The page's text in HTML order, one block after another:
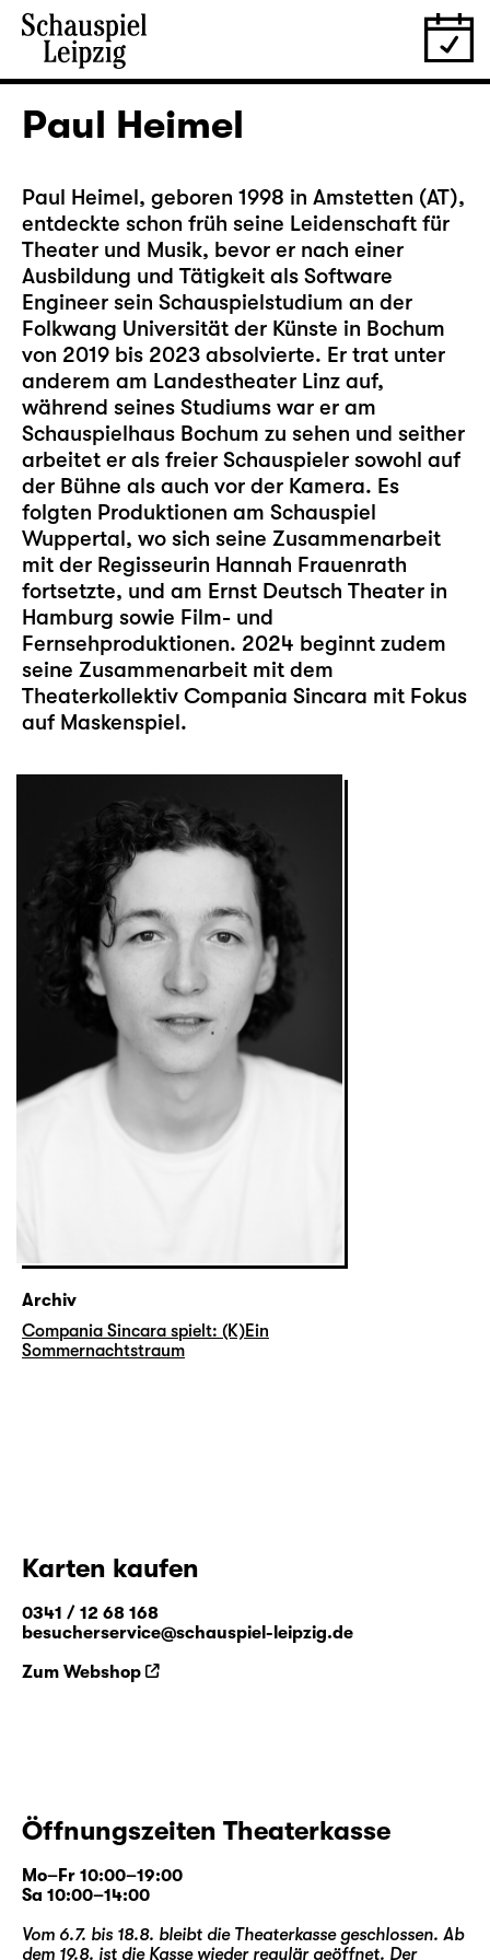
Paul Heimel
Paul Heimel, geboren 1998 in Amstetten (AT),
entdeckte schon früh seine Leidenschaft für
Theater und Musik, bevor er nach einer
Ausbildung und Tätigkeit als Software
Engineer sein Schauspielstudium an der
Folkwang Universität der Künste in Bochum
von 2019 bis 2023 absolvierte. Er trat unter
anderem am Landestheater Linz auf,
während seines Studiums war er am
Schauspielhaus Bochum zu sehen und seither
arbeitet er als freier Schauspieler sowohl auf
der Bühne als auch vor der Kamera. Es
folgten Produktionen am Schauspiel
Wuppertal, wo sich seine Zusammenarbeit
mit der Regisseurin Hannah Frauenrath
fortsetzte, und am Ernst Deutsch Theater in
Hamburg sowie Film- und
Fernsehproduktionen. 2024 beginnt zudem
seine Zusammenarbeit mit dem
Theaterkollektiv Compania Sincara mit Fokus
auf Maskenspiel.
Archiv
Compania Sincara spielt: (K)Ein
Sommernachtstraum
Karten kaufen
0341 / 12 68 168
besucherservice@schauspiel-leipzig.de
Zum Webshop
Öffnungszeiten Theaterkasse
Mo–Fr 10:00–19:00
Sa 10:00–14:00
Vom 6.7. bis 18.8. bleibt die Theaterkasse geschlossen. Ab
dem 19.8. ist die Kasse wieder regulär geöffnet. Der